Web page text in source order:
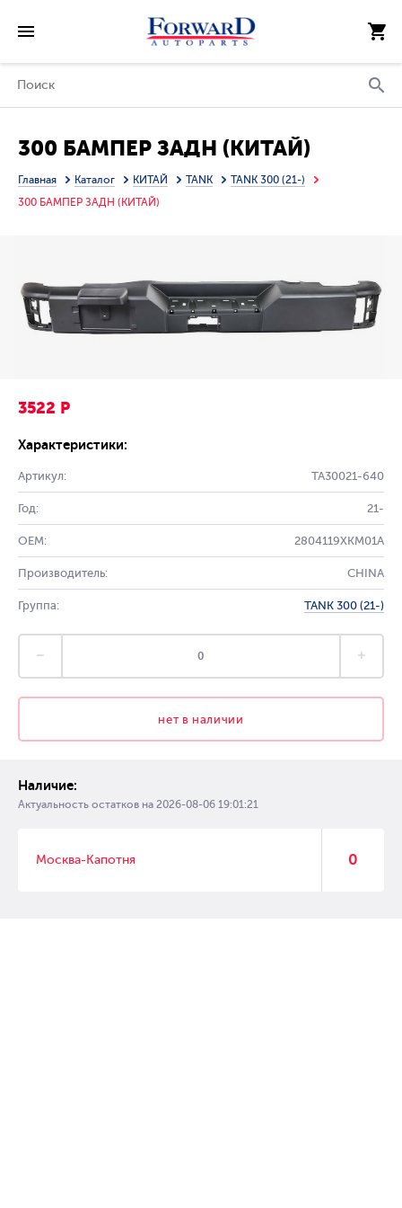
300 БАМПЕР ЗАДН (КИТАЙ)
Главная Каталог КИТАЙ TANK
TANK 300 (21-)
300 БАМПЕР ЗАДН (КИТАЙ)
3522 Р
Характеристики:
Артикул: TA30021-640
Год: 21-
OEM: 2804119XKM01A
Производитель: CHINA
Группа: TANK 300 (21-)
нет в наличии
Наличие:
Актуальность остатков на 2026-08-06 19:01:21
Москва-Капотня 0